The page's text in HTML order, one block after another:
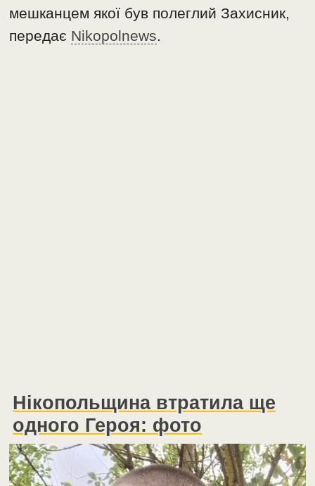
мешканцем якої був полеглий Захисник,
передає Nikopolnews.
Нікопольщина втратила ще
одного Героя: фото